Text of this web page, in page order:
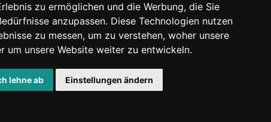
zu ermöglichen und die Werbung, die Sie
anzupassen. Diese Technologien nutzen
zu messen, um zu verstehen, woher unsere
um unsere Website weiter zu entwickeln.
lehne ab Einstellungen ändern
HILFE & SUPPORT
Häufig gestellte Fragen
Anfrage stellen